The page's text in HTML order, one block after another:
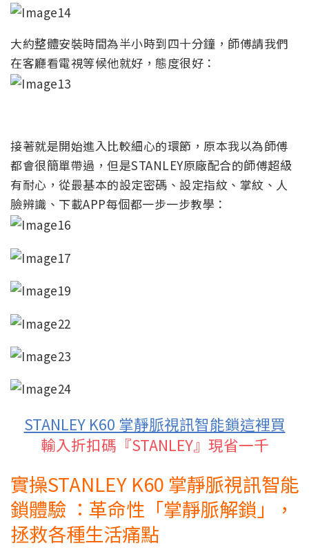
大約整體安裝時間為半小時到四十分鐘，師傅請我們
在客廳看電視等候他就好，態度很好：
接著就是開始進入比較細心的環節，原本我以為師傅
都會很簡單帶過，但是STANLEY原廠配合的師傅超級
有耐心，從最基本的設定密碼、設定指紋、掌紋、人
臉辨識、下載APP每個都一步一步教學：
STANLEY K60 掌靜脈視訊智能鎖這裡買
輸入折扣碼『STANLEY』現省一千
實操STANLEY K60 掌靜脈視訊智能
鎖體驗 ：革命性「掌靜脈解鎖」，
拯救各種生活痛點